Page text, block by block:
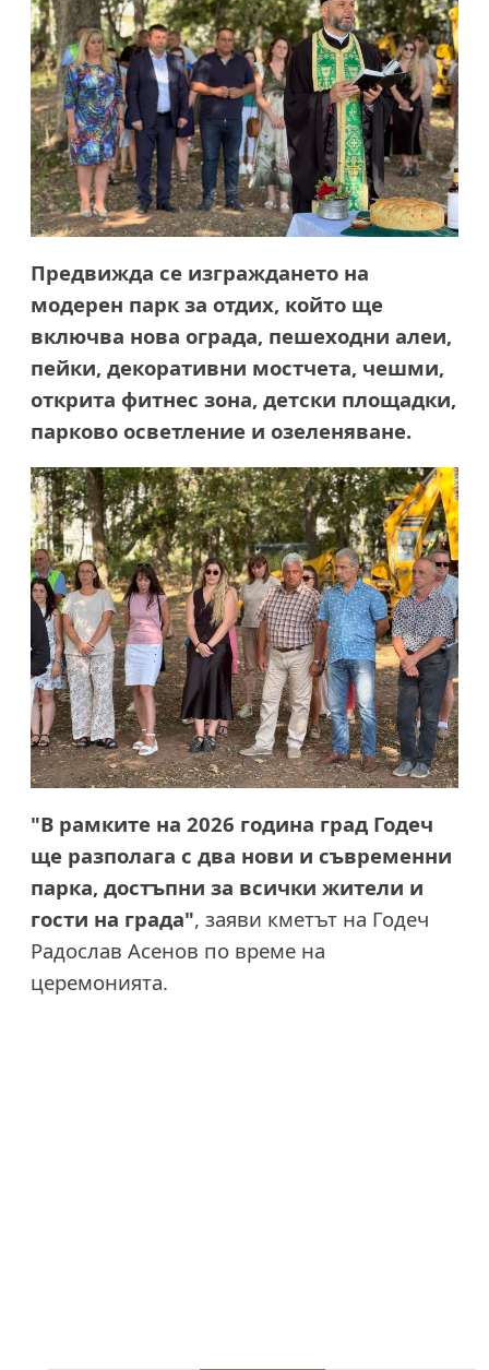
Предвижда се изграждането на
модерен парк за отдих, който ще
включва нова ограда, пешеходни алеи,
пейки, декоративни мостчета, чешми,
открита фитнес зона, детски площадки,
парково осветление и озеленяване.
"В рамките на 2026 година град Годеч
ще разполага с два нови и съвременни
парка, достъпни за всички жители и
гости на града", заяви кметът на Годеч
Радослав Асенов по време на
церемонията.